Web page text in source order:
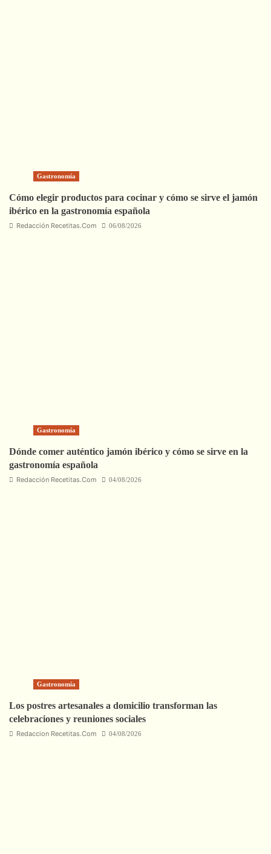
Gastronomía
Cómo elegir productos para cocinar y cómo se sirve el jamón
ibérico en la gastronomía española
Redacción Recetitas.Com 06/08/2026
Gastronomía
Dónde comer auténtico jamón ibérico y cómo se sirve en la
gastronomía española
Redacción Recetitas.Com 04/08/2026
Gastronomía
Los postres artesanales a domicilio transforman las
celebraciones y reuniones sociales
Redaccion Recetitas.Com 04/08/2026